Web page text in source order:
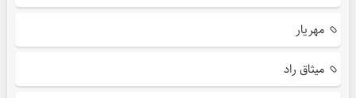
مهریار
میثاق راد